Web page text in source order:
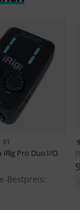
51
iRig Pro Duo I/O
Bestpreis: